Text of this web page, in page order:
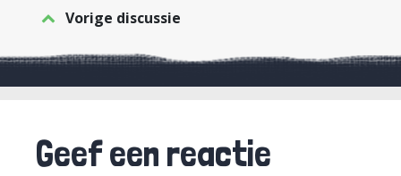
Vorige discussie
Geef een reactie